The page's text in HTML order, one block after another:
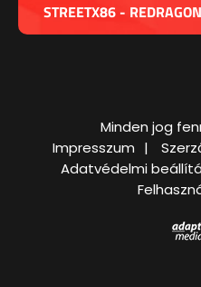
STREETX86 -
Minden jog
Impresszum
Adatvédelmi